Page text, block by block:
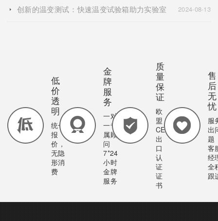
创新的温变测试：快速温变试验箱助力实验室 2024-08-13
低
价
透
明
统一
报
价，
无隐
形消
费
金
牌
服
务
一对
一专
属顾
问
7*24
小时
金牌
服务
质
量
保
证
欧
盟
CE
出
口
认
证
证
书
售
后
无
忧
服
出
题
客
经
全
跟